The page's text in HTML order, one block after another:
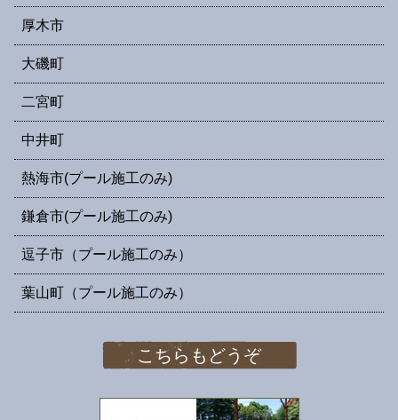
厚木市
大磯町
二宮町
中井町
熱海市(プール施工のみ)
鎌倉市(プール施工のみ)
逗子市（プール施工のみ）
葉山町（プール施工のみ）
こちらもどうぞ